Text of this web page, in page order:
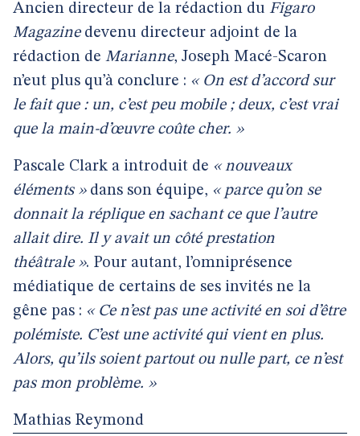
Ancien directeur de la rédaction du Figaro
Magazinedevenu directeur adjoint de la
rédaction de Marianne, Joseph Macé-Scaron
n’eut plus qu’à conclure : « On est d’accord sur
le fait que : un, c’est peu mobile ; deux, c’est vrai
que la main-d’œuvre coûte cher. »
Pascale Clark a introduit de « nouveaux
éléments »dans son équipe, « parce qu’on se
donnait la réplique en sachant ce que l’autre
allait dire. Il y avait un côté prestation
théâtrale ». Pour autant, l’omniprésence
médiatique de certains de ses invités ne la
gêne pas : « Ce n’est pas une activité en soi d’être
polémiste. C’est une activité qui vient en plus.
Alors, qu’ils soient partout ou nulle part, ce n’est
pas mon problème. »
Mathias Reymond